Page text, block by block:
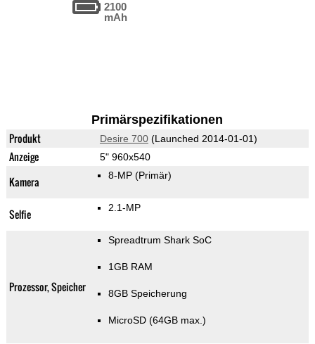
2100
mAh
Primärspezifikationen
Produkt Desire 700(Launched 2014-01-01)
Anzeige 5" 960x540
Kamera 8-MP (Primär)
Selfie 2.1-MP
Prozessor, Speicher
Spreadtrum Shark SoC
1GB RAM
8GB Speicherung
MicroSD (64GB max.)